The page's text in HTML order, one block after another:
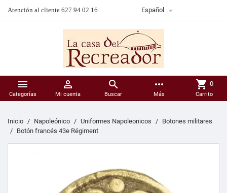
Atención al cliente 627 94 02 16 Español 

Categorías

Mi cuenta

Buscar
more_horiz
Más
shopping_cart 0
Carrito
Inicio Napoleónico Uniformes Napoleonicos
Botones militares
Botón francés 43e Régiment